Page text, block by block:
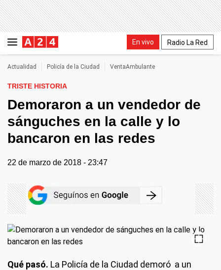
En vivo Radio La Red
Actualidad Policía de la Ciudad VentaAmbulante
TRISTE HISTORIA
Demoraron a un vendedor de
sánguches en la calle y lo
bancaron en las redes
22 de marzo de 2018 - 23:47
Qué pasó. La Policía de la Ciudad demoró a un